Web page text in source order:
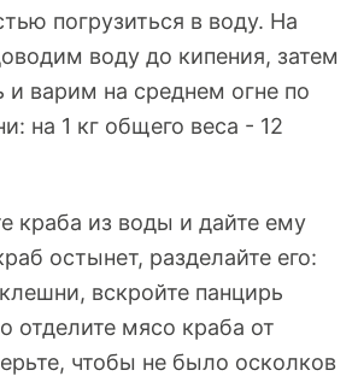
погрузиться в воду. На
воду до кипения, затем
и варим на среднем огне по
на 1 кг общего веса - 12
краба из воды и дайте ему
остынет, разделайте его:
вскройте панцирь
отделите мясо краба от
чтобы не было осколков